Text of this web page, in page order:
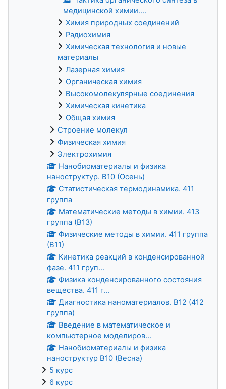
медицинской химии....
Химия природных соединений
Радиохимия
Химическая технология и новые
материалы
Лазерная химия
Органическая химия
Высокомолекулярные соединения
Химическая кинетика
Общая химия
Строение молекул
Физическая химия
Электрохимия
Нанобиоматериалы и физика
наноструктур. В10 (Осень)
Статистическая термодинамика. 411
группа
Математические методы в химии. 413
группа (В13)
Физические методы в химии. 411 группа
(В11)
Кинетика реакций в конденсированной
фазе. 411 груп...
Физика конденсированного состояния
вещества. 411 г...
Диагностика наноматериалов. В12 (412
группа)
Введение в математическое и
компьютерное моделиров...
Нанобиоматериалы и физика
наноструктур В10 (Весна)
5 курс
6 курс